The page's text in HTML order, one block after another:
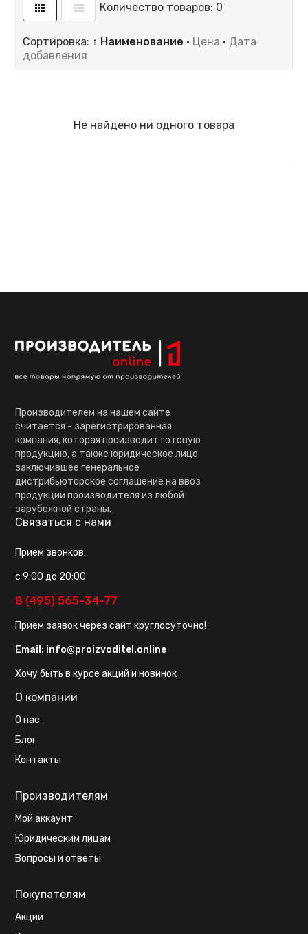
Количество товаров: 0
Сортировка: ↑ Наименование · Цена · Дата
добавления
Не найдено ни одного товара
Производителем на нашем сайте
считается - зарегистрированная
компания, которая производит готовую
продукцию, а также юридическое лицо
заключившее генеральное
дистрибьюторское соглашение на ввоз
продукции производителя из любой
зарубежной страны.
Связаться с нами
Прием звонков:
с 9:00 до 20:00
8 (495) 565-34-77
Прием заявок через сайт круглосуточно!
Email: info@proizvoditel.online
Хочу быть в курсе акций и новинок
О компании
О нас
Блог
Контакты
Производителям
Мой аккаунт
Юридическим лицам
Вопросы и ответы
Покупателям
Акции